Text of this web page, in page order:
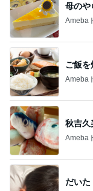
母のや
Ameba
ご飯
Ameba
秋吉久
Ameba
だいた